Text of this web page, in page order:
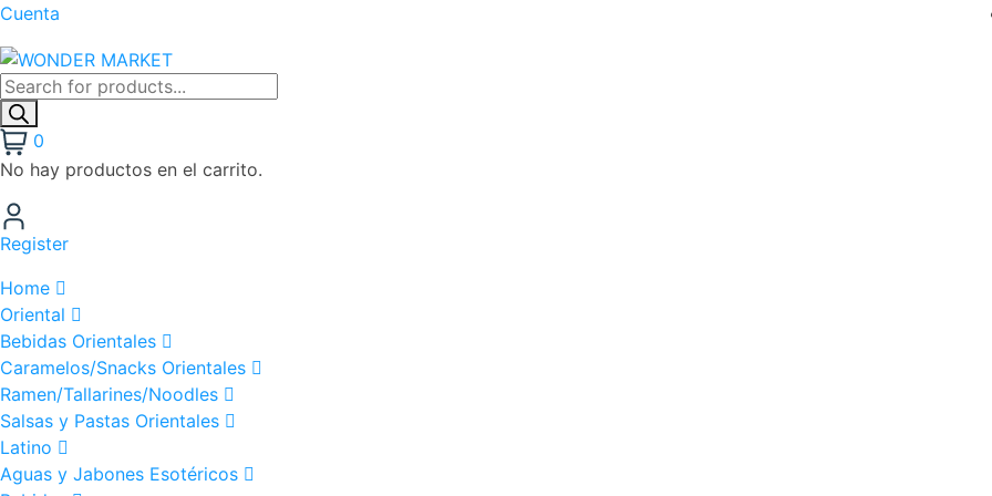
Cuenta
0
No hay productos en el carrito.
Register
Home
Oriental
Bebidas Orientales
Caramelos/Snacks Orientales
Ramen/Tallarines/Noodles
Salsas y Pastas Orientales
Latino
Aguas y Jabones Esotéricos